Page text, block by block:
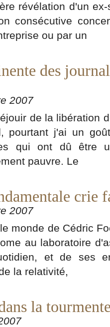
révélation d'un
consécutive
ou par un
des
2007
de la libération
pourtant j'ai un
qui ont dû être
pauvre. Le
crie
2007
monde de Cédric
au laboratoire
et de ses
la relativité,
la